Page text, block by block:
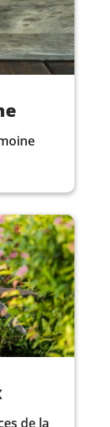
de la